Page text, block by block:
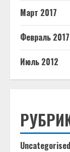
Март 2017
Февраль 2017
Июль 2012
Uncategorised